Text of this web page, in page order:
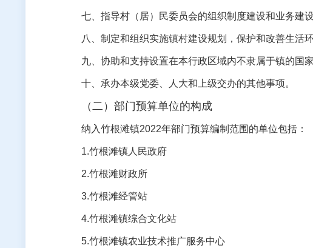
七、指导村（居）民委员会的组织制度建设和业务建
八、制定和组织实施镇村建设规划，保护和改善生活
九、协助和支持设置在本行政区域内不隶属于镇的国
十、承办本级党委、人大和上级交办的其他事项。
（二）部门预算单位的构成
纳入竹根滩镇2022年部门预算编制范围的单位包括：
1.竹根滩镇人民政府
2.竹根滩财政所
3.竹根滩经管站
4.竹根滩镇综合文化站
5.竹根滩镇农业技术推广服务中心